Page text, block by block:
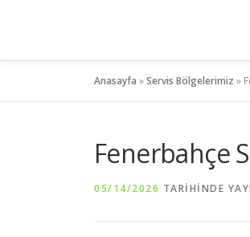
Anasayfa »Servis Bölgelerimiz »
Fenerbahçe
05/14/2026 TARIHINDE